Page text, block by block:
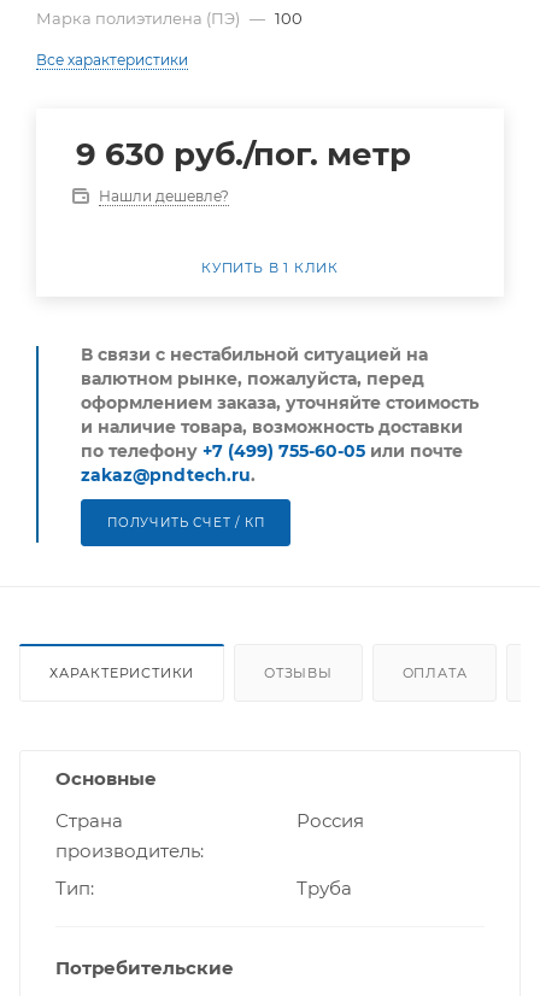
Марка полиэтилена (ПЭ) — 100
Все характеристики
9 630 руб./пог. метр
Нашли дешевле?
КУПИТЬ В 1 КЛИК
В связи с нестабильной ситуацией на
валютном рынке, пожалуйста, перед
оформлением заказа, уточняйте стоимость
и наличие товара, возможность доставки
по телефону +7 (499) 755-60-05 или почте
zakaz@pndtech.ru.
ПОЛУЧИТЬ СЧЕТ / КП
ХАРАКТЕРИСТИКИ ОТЗЫВЫ ОПЛАТА
Основные
Страна
производитель
Россия
Тип Труба
Потребительские